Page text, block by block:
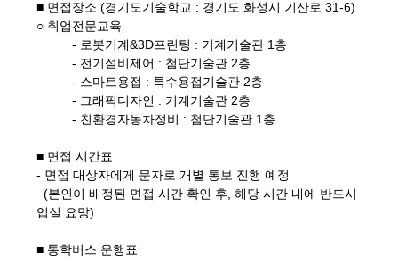
■ 면접장소 (경기도기술학교 : 경기도 화성시 기산로 31-6)
○ 취업전문교육
- 로봇기계&3D프린팅 : 기계기술관 1층
- 전기설비제어 : 첨단기술관 2층
- 스마트용접 : 특수용접기술관 2층
- 그래픽디자인 : 기계기술관 2층
- 친환경자동차정비 : 첨단기술관 1층
■ 면접 시간표
- 면접 대상자에게 문자로 개별 통보 진행 예정
(본인이 배정된 면접 시간 확인 후, 해당 시간 내에 반드시
입실 요망)
■ 통학버스 운행표